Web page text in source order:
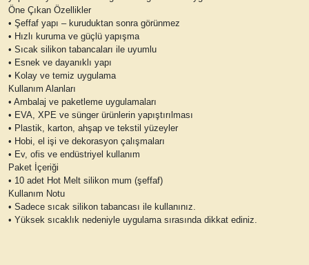
Öne Çıkan Özellikler
• Şeffaf yapı – kuruduktan sonra görünmez
• Hızlı kuruma ve güçlü yapışma
• Sıcak silikon tabancaları ile uyumlu
• Esnek ve dayanıklı yapı
• Kolay ve temiz uygulama
Kullanım Alanları
• Ambalaj ve paketleme uygulamaları
• EVA, XPE ve sünger ürünlerin yapıştırılması
• Plastik, karton, ahşap ve tekstil yüzeyler
• Hobi, el işi ve dekorasyon çalışmaları
• Ev, ofis ve endüstriyel kullanım
Paket İçeriği
• 10 adet Hot Melt silikon mum (şeffaf)
Kullanım Notu
• Sadece sıcak silikon tabancası ile kullanınız.
• Yüksek sıcaklık nedeniyle uygulama sırasında dikkat ediniz.